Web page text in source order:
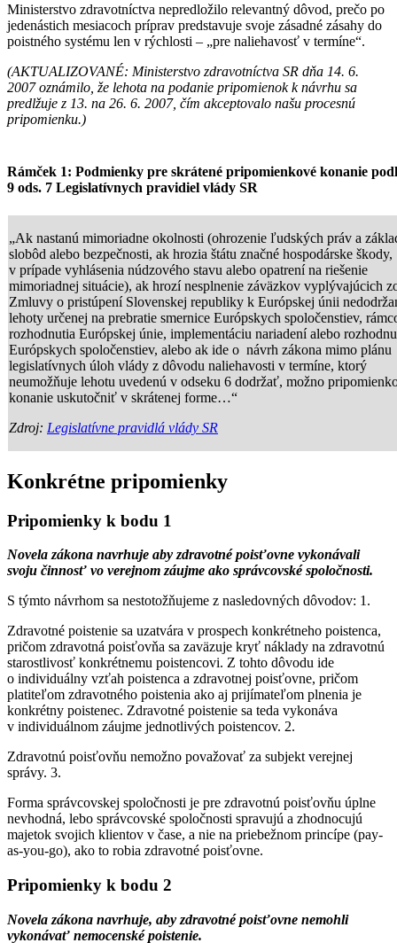
Ministerstvo zdravotníctva nepredložilo relevantný dôvod, prečo po
jedenástich mesiacoch príprav predstavuje svoje zásadné zásahy do
poistného systému len v rýchlosti – „pre naliehavosť v termíne“.
(AKTUALIZOVANÉ: Ministerstvo zdravotníctva SR dňa 14. 6.
2007 oznámilo, že lehota na podanie pripomienok k návrhu sa
predlžuje z 13. na 26. 6. 2007, čím akceptovalo našu procesnú
pripomienku.)
Rámček 1: Podmienky pre skrátené pripomienkové konanie
9 ods. 7 Legislatívnych pravidiel vlády SR
„Ak nastanú mimoriadne okolnosti (ohrozenie ľudských práv a
slobôd alebo bezpečnosti, ak hrozia štátu značné hospodárske škody,
v prípade vyhlásenia núdzového stavu alebo opatrení na riešenie
mimoriadnej situácie), ak hrozí nesplnenie záväzkov vyplývajúcich
Zmluvy o pristúpení Slovenskej republiky k Európskej únii
lehoty určenej na prebratie smernice Európskych spoločenstiev,
rozhodnutia Európskej únie, implementáciu nariadení alebo
Európskych spoločenstiev, alebo ak ide o návrh zákona mimo plánu
legislatívnych úloh vlády z dôvodu naliehavosti v termíne, ktorý
neumožňuje lehotu uvedenú v odseku 6 dodržať, možno
konanie uskutočniť v skrátenej forme…“
Zdroj: Legislatívne pravidlá vlády SR
Konkrétne pripomienky
Pripomienky k bodu 1
Novela zákona navrhuje aby zdravotné poisťovne vykonávali
svoju činnosť vo verejnom záujme ako správcovské spoločnosti.
S týmto návrhom sa nestotožňujeme z nasledovných dôvodov: 1.
Zdravotné poistenie sa uzatvára v prospech konkrétneho poistenca,
pričom zdravotná poisťovňa sa zaväzuje kryť náklady na zdravotnú
starostlivosť konkrétnemu poistencovi. Z tohto dôvodu ide
o individuálny vzťah poistenca a zdravotnej poisťovne, pričom
platiteľom zdravotného poistenia ako aj prijímateľom plnenia je
konkrétny poistenec. Zdravotné poistenie sa teda vykonáva
v individuálnom záujme jednotlivých poistencov. 2.
Zdravotnú poisťovňu nemožno považovať za subjekt verejnej
správy. 3.
Forma správcovskej spoločnosti je pre zdravotnú poisťovňu úplne
nevhodná, lebo správcovské spoločnosti spravujú a zhodnocujú
majetok svojich klientov v čase, a nie na priebežnom princípe (pay-
as-you-go), ako to robia zdravotné poisťovne.
Pripomienky k bodu 2
Novela zákona navrhuje, aby zdravotné poisťovne nemohli
vykonávať nemocenské poistenie.